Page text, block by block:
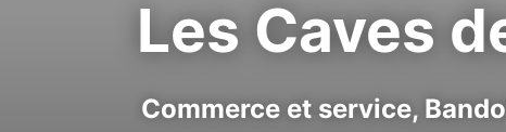
Les Caves
Commerce et service,